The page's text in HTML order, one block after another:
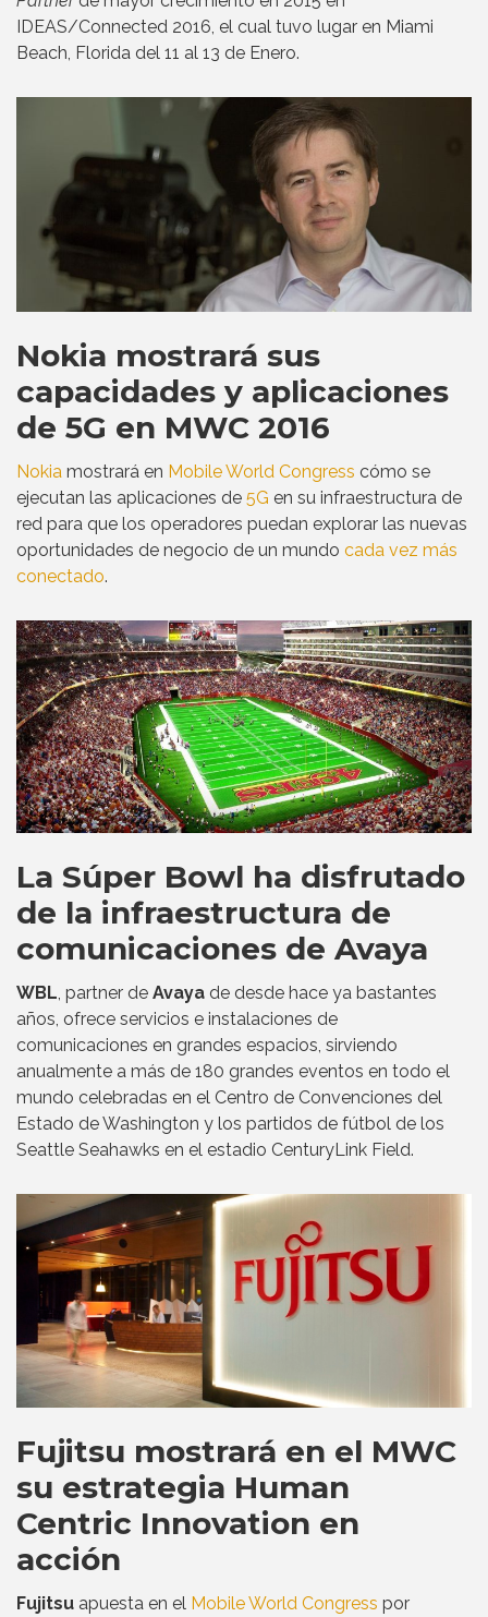
IDEAS/Connected 2016, el cual tuvo lugar en Miami
Beach, Florida del 11 al 13 de Enero.
Nokia mostrará sus
capacidades y aplicaciones
de 5G en MWC 2016
Nokia mostrará en Mobile World Congress cómo se
ejecutan las aplicaciones de 5G en su infraestructura de
red para que los operadores puedan explorar las nuevas
oportunidades de negocio de un mundo cada vez más
conectado.
La Súper Bowl ha disfrutado
de la infraestructura de
comunicaciones de Avaya
WBL , partner de Avaya de desde hace ya bastantes
años, ofrece servicios e instalaciones de
comunicaciones en grandes espacios, sirviendo
anualmente a más de 180 grandes eventos en todo el
mundo celebradas en el Centro de Convenciones del
Estado de Washington y los partidos de fútbol de los
Seattle Seahawks en el estadio CenturyLink Field.
Fujitsu mostrará en el MWC
su estrategia Human
Centric Innovation en
acción
Fujitsu apuesta en el Mobile World Congress por